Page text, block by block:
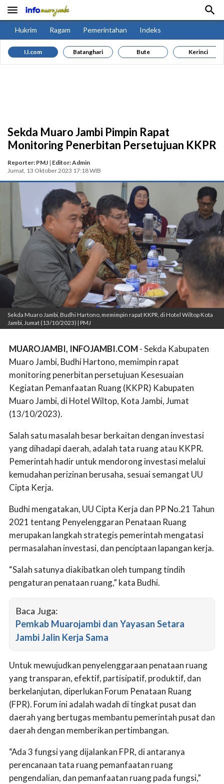
 
Hukrim Ragam Pemerintahan Indeks
IJ.com Batanghari Bute Kerinci
Sekda Muaro Jambi Pimpin Rapat
Monitoring Penerbitan Persetujuan KKPR
Reporter: PMJ | Editor: Admin
Jumat, 13 Oktober 2023 17:18 WIB
Sekda Muaro Jambi, Budhi Hartono, memimpin rapat KKPR, di Hotel Wiltop Kota
Jambi, Jumat (13/10/2023) | PMJ
MUAROJAMBI, INFOJAMBI.COM- Sekda Kabupaten
Muaro Jambi, Budhi Hartono, memimpin rapat
monitoring penerbitan persetujuan Kesesuaian
Kegiatan Pemanfaatan Ruang (KKPR) Kabupaten
Muaro Jambi, di Hotel Wiltop, Kota Jambi, Jumat
(13/10/2023).
Salah satu masalah besar berkaitan dengan investasi
yang dihadapi daerah, adalah tata ruang atau KKPR.
Pemerintah hadir untuk mendorong investasi melalui
kemudahan perizinan berusaha, sesuai semangat UU
Cipta Kerja.
Budhi mengatakan, UU Cipta Kerja dan PP No.21 Tahun
2021 tentang Penyelenggaran Penataan Ruang
merupakan langkah strategis pemerintah mengatasi
permasalahan investasi, dan penciptaan lapangan kerja.
“Salah satunya diakibatkan oleh tumpang tindih
pengaturan penataan ruang,” kata Budhi.
Baca Juga:
Pemkab Muarojambi dan Yayasan Setara
Jambi Jalin Kerja Sama
Untuk mewujudkan penyelenggaraan penataan ruang
yang transparan, efektif, partisipatif, produktif, dan
berkelanjutan, diperlukan Forum Penataan Ruang
(FPR). Forum ini adalah wadah di tingkat pusat dan
daerah yang bertugas membantu pemerintah pusat dan
daerah dengan memberikan pertimbangan.
“Ada 3 fungsi yang dijalankan FPR, di antaranya
perencanaan tata ruang pemanfaatan ruang
pengendalian, dan pemanfaatan ruang pada fungsi,”